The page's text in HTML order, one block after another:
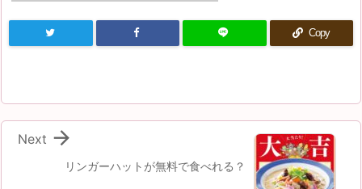
Copy
リンガーハットが無料で食べれる？

Next